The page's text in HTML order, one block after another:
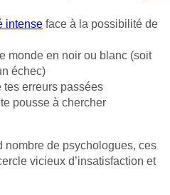
intense face à la possibilité de
monde en noir ou blanc (soit
échec)
erreurs passées
pousse à chercher
de psychologues, ces
vicieux d’insatisfaction et